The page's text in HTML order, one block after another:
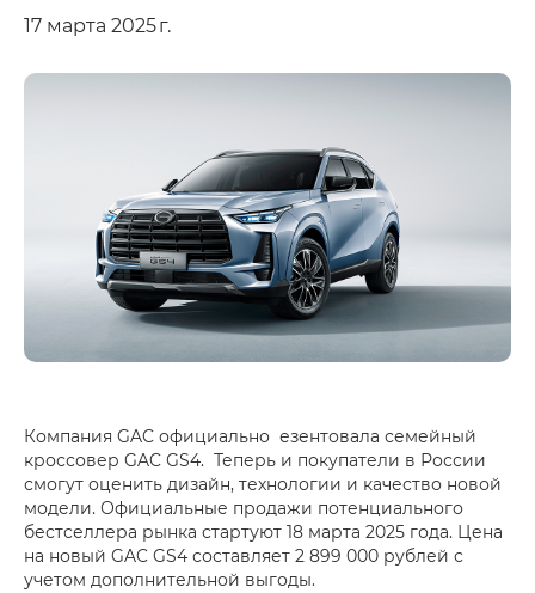
17 марта 2025 г.
Компания GAC официально езентовала семейный
кроссовер GAC GS4. Теперь и покупатели в России
смогут оценить дизайн, технологии и качество новой
модели. Официальные продажи потенциального
бестселлера рынка стартуют 18 марта 2025 года. Цена
на новый GAC GS4 составляет 2 899 000 рублей с
учетом дополнительной выгоды.